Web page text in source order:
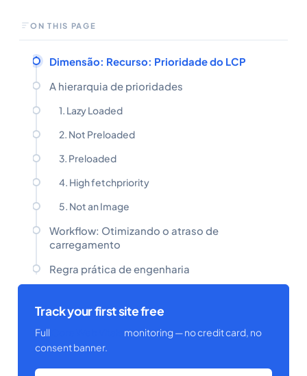
ON THIS PAGE
Dimensão: Recurso: Prioridade do LCP
A hierarquia de prioridades
1. Lazy Loaded
2. Not Preloaded
3. Preloaded
4. High fetchpriority
5. Not an Image
Workflow: Otimizando o atraso de
carregamento
Regra prática de engenharia
Track your first site free
Full
monitoring — no credit card, no
consent banner.